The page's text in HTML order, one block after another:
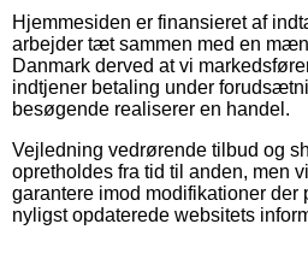
Hjemmesiden er finansieret af
arbejder tæt sammen med en
Danmark derved at vi
indtjener betaling under
besøgende realiserer en handel.
Vejledning vedrørende tilbud og
opretholdes fra tid til anden, men
garantere imod modifikationer der
nyligst opdaterede websitets